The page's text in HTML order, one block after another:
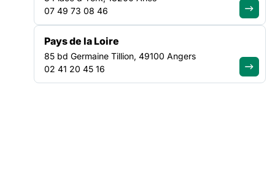
Enfin, le rapport met en valeur des expériences de
participation considérées comme réussies dans la formation
des travailleurs sociaux.
Pour faciliter l’appropriation du rapport, celui-ci
07 49 73 08 46
Pays de la Loire
85 bd Germaine Tillion, 49100 Angers
02 41 20 45 16